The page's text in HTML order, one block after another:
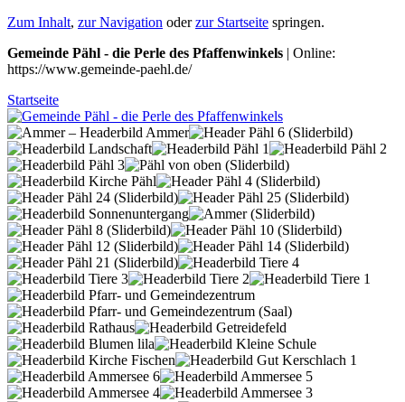
Zum Inhalt, zur Navigation oderzur Startseite springen.
Gemeinde Pähl - die Perle des Pfaffenwinkels | Online:
https://www.gemeinde-paehl.de/
Startseite